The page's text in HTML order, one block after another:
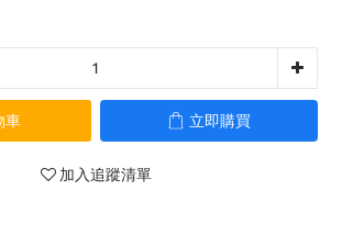
車 立即購買
加入追蹤清單